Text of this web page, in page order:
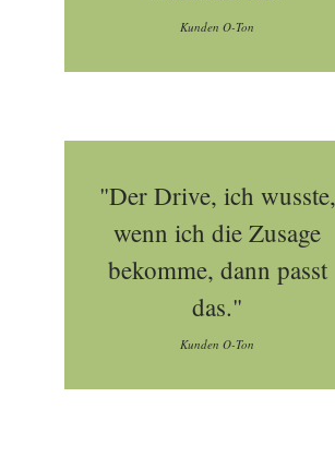
Kunden O-Ton
"Der Drive, ich wusste,
wenn ich die Zusage
bekomme, dann passt
das."
Kunden O-Ton